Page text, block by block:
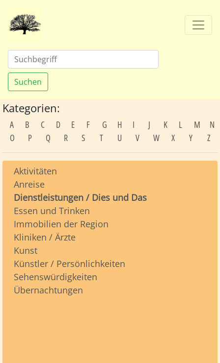
Suchen
Kategorien:
A B C D E F G H I J K L M
N
O
P Q R S T U V W X Y Z
Aktivitäten
Anreise
Dienstleistungen / Dies und Das
Essen und Trinken
Immobilien der Region
Kliniken / Ärzte
Kunst
Künstler / Persönlichkeiten
Sehenswürdigkeiten
Übernachtungen